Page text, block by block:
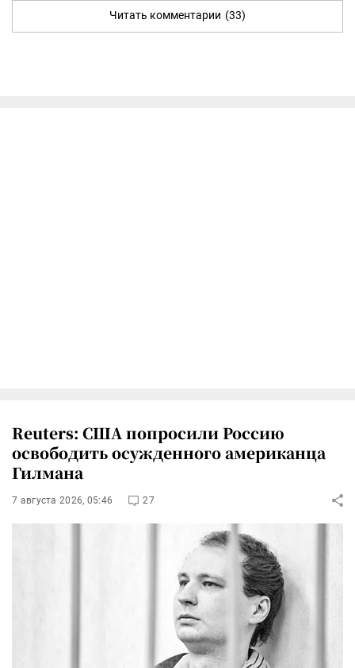
Читать комментарии (33)
Reuters: США попросили Россию
освободить осужденного американца
Гилмана
7 августа 2026, 05:46 27